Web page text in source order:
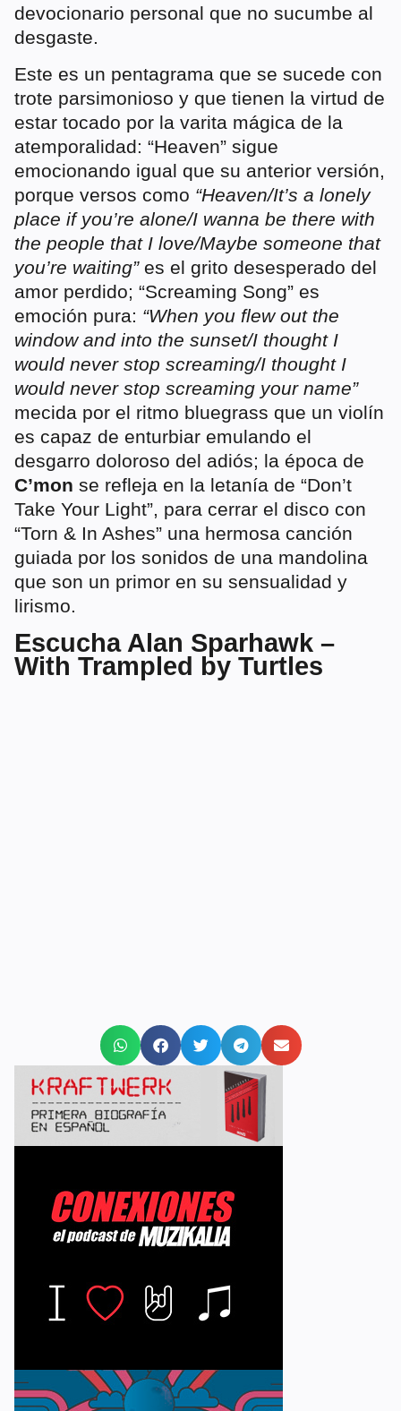
devocionario personal que no sucumbe al
desgaste.
Este es un pentagrama que se sucede con
trote parsimonioso y que tienen la virtud de
estar tocado por la varita mágica de la
atemporalidad: “Heaven” sigue
emocionando igual que su anterior versión,
porque versos como “Heaven/It’s a lonely
place if you’re alone/I wanna be there with
the people that I love/Maybe someone that
you’re waiting”es el grito desesperado del
amor perdido; “Screaming Song” es
emoción pura: “When you flew out the
window and into the sunset/I thought I
would never stop screaming/I thought I
would never stop screaming your name”
mecida por el ritmo bluegrass que un violín
es capaz de enturbiar emulando el
desgarro doloroso del adiós; la época de
C’mon se refleja en la letanía de “Don’t
Take Your Light”, para cerrar el disco con
“Torn & In Ashes” una hermosa canción
guiada por los sonidos de una mandolina
que son un primor en su sensualidad y
lirismo.
Escucha Alan Sparhawk –
With Trampled by Turtles